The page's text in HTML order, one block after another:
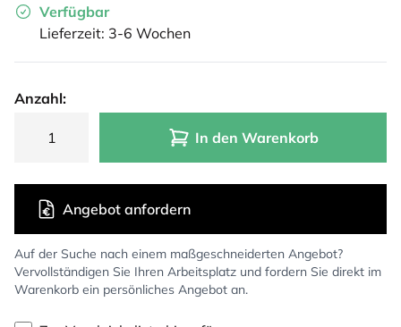
Verfügbar
Lieferzeit: 3-6 Wochen
Anzahl:
In den Warenkorb
Auf der Suche nach einem maßgeschneiderten Angebot?
Vervollständigen Sie Ihren Arbeitsplatz und fordern Sie direkt im
Warenkorb ein persönliches Angebot an.
Angebot anfordern